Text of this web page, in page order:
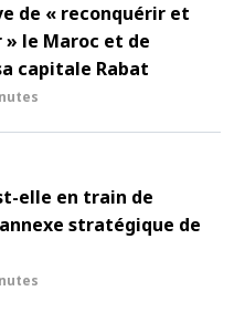
de « reconquérir et
le Maroc et de
capitale Rabat
elle en train de
stratégique de